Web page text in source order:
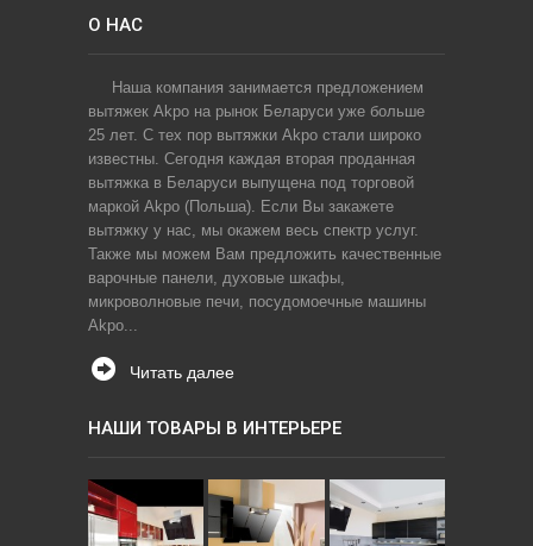
О НАС
Наша компания занимается предложением
вытяжек Akpo на рынок Беларуси уже больше
25 лет. С тех пор вытяжки Akpo стали широко
известны. Сегодня каждая вторая проданная
вытяжка в Беларуси выпущена под торговой
маркой Akpo (Польша). Если Вы закажете
вытяжку у нас, мы окажем весь спектр услуг.
Также мы можем Вам предложить качественные
варочные панели, духовые шкафы,
микроволновые печи, посудомоечные машины
Akpo...
Читать далее
НАШИ ТОВАРЫ В ИНТЕРЬЕРЕ